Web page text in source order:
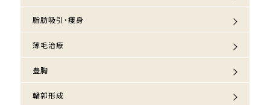
脂肪吸引・痩身
薄毛治療
豊胸
輪郭形成